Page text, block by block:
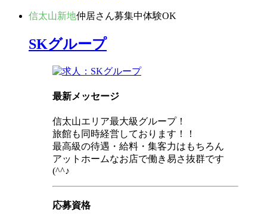
信太山新地仲居さん募集中体験OK
SKグループ
最新メッセージ
信太山エリア最大級グループ！
旅館も同時経営しております！！
最高級の待遇・給料・集客力はもちろん
アットホームなお店で働き易さ抜群です
(^^♪
応募資格